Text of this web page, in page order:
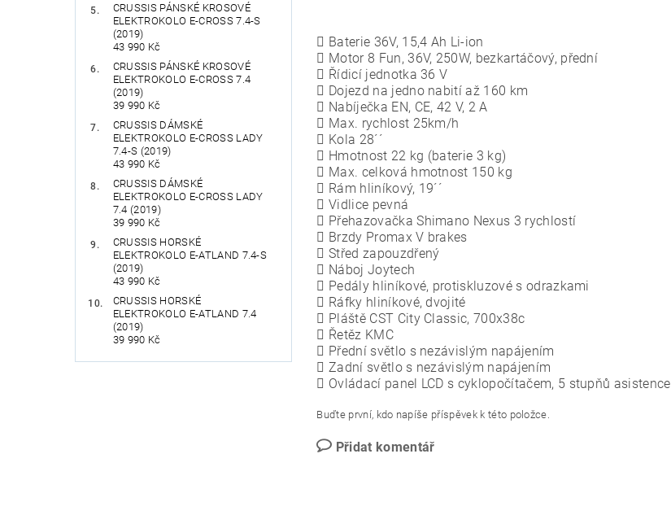
CRUSSIS PÁNSKÉ KROSOVÉ
ELEKTROKOLO E-CROSS 7.4-S
(2019)
43 990 Kč
CRUSSIS PÁNSKÉ KROSOVÉ
ELEKTROKOLO E-CROSS 7.4
(2019)
39 990 Kč
CRUSSIS DÁMSKÉ
ELEKTROKOLO E-CROSS LADY
7.4-S (2019)
43 990 Kč
CRUSSIS DÁMSKÉ
ELEKTROKOLO E-CROSS LADY
7.4 (2019)
39 990 Kč
CRUSSIS HORSKÉ
ELEKTROKOLO E-ATLAND 7.4-S
(2019)
43 990 Kč
CRUSSIS HORSKÉ
ELEKTROKOLO E-ATLAND 7.4
(2019)
39 990 Kč
 Baterie 36V, 15,4 Ah Li-ion
 Motor 8 Fun, 36V, 250W, bezkartáčový, přední
 Řídicí jednotka 36 V
 Dojezd na jedno nabití až 160 km
 Nabíječka EN, CE, 42 V, 2 A
 Max. rychlost 25km/h
 Kola 28´´
 Hmotnost 22 kg (baterie 3 kg)
 Max. celková hmotnost 150 kg
 Rám hliníkový, 19´´
 Vidlice pevná
 Přehazovačka Shimano Nexus 3 rychlostí
 Brzdy Promax V brakes
 Střed zapouzdřený
 Náboj Joytech
 Pedály hliníkové, protiskluzové s odrazkami
 Ráfky hliníkové, dvojité
 Pláště CST City Classic, 700x38c
 Řetěz KMC
 Přední světlo s nezávislým napájením
 Zadní světlo s nezávislým napájením
 Ovládací panel LCD s cyklopočítačem, 5 stupňů asistence
Buďte první, kdo napíše příspěvek k této položce.
Přidat komentář